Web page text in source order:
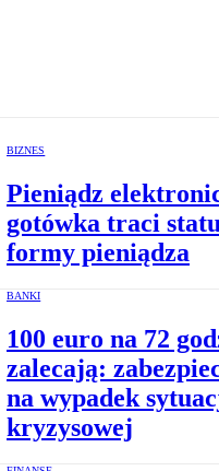
BIZNES
Pieniądz
gotówka traci
formy pieniądza
BANKI
100 euro na 72
zalecają:
na wypadek
kryzysowej